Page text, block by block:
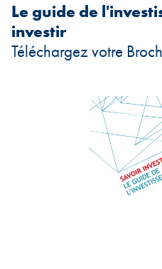
Le guide de
investir
Téléchargez votre